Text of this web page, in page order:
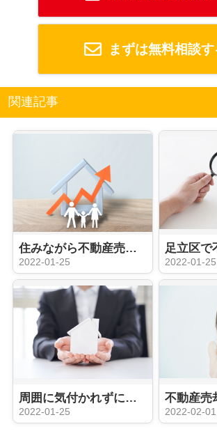
まずは無料相談す
関連記事
住みながら不動産売却を成功させるには？方法とメリットをご紹介！
2022-01-25 2022-01-25
周囲に気付かれずに不動産を売却するための不動産会社選び
2022-01-25 2022-02-01